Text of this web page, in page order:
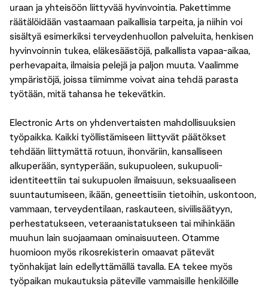
uraan ja yhteisöön liittyvää hyvinvointia. Pakettimme
räätälöidään vastaamaan paikallisia tarpeita, ja niihin voi
sisältyä esimerkiksi terveydenhuollon palveluita, henkisen
hyvinvoinnin tukea, eläkesäästöjä, palkallista vapaa-aikaa,
perhevapaita, ilmaisia pelejä ja paljon muuta. Vaalimme
ympäristöjä, joissa tiimimme voivat aina tehdä parasta
työtään, mitä tahansa he tekevätkin.
Electronic Arts on yhdenvertaisten mahdollisuuksien
työpaikka. Kaikki työllistämiseen liittyvät päätökset
tehdään liittymättä rotuun, ihonväriin, kansalliseen
alkuperään, syntyperään, sukupuoleen, sukupuoli-
identiteettiin tai sukupuolen ilmaisuun, seksuaaliseen
suuntautumiseen, ikään, geneettisiin tietoihin, uskontoon,
vammaan, terveydentilaan, raskauteen, siviilisäätyyn,
perhestatukseen, veteraanistatukseen tai mihinkään
muuhun lain suojaamaan ominaisuuteen. Otamme
huomioon myös rikosrekisterin omaavat pätevät
työnhakijat lain edellyttämällä tavalla. EA tekee myös
työpaikan mukautuksia päteville vammaisille henkilöille